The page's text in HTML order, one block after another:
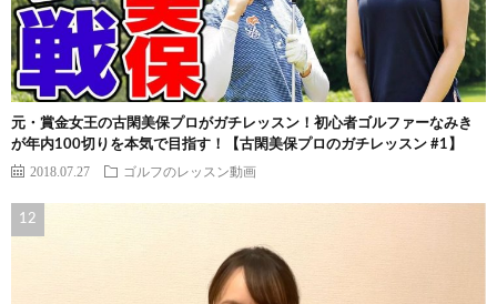
元・賞金女王の古閑美保プロがガチレッスン！初心者ゴルファーなみき
が年内100切りを本気で目指す！【古閑美保プロのガチレッスン #1】
2018.07.27 ゴルフのレッスン動画